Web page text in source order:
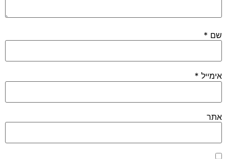
שם *
אימייל *
אתר